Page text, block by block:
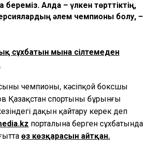
береміз. Алда – үлкен төрттіктің,
әлем чемпионы болу, –
сұхбатын мына сілтемеден
чемпионы, кәсіпқой боксшы
Қазақстан спортының бұрынғы
даңқын қайтару керек деп
порталына берген сұхбатында
өз көзқарасын айтқан.